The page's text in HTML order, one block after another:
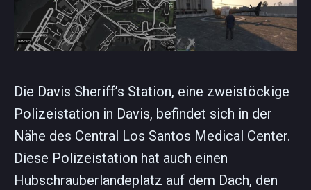
Die Davis Sheriff’s Station, eine zweistöckige
Polizeistation in Davis, befindet sich in der
Nähe des Central Los Santos Medical Center.
Diese Polizeistation hat auch einen
Hubschrauberlandeplatz auf dem Dach, den